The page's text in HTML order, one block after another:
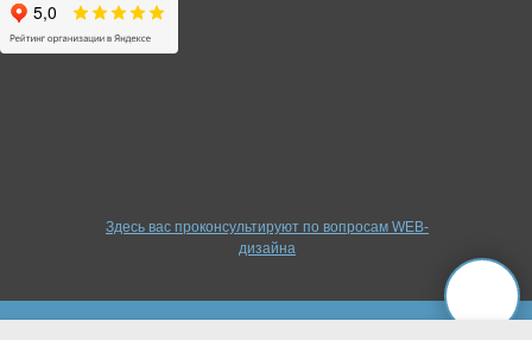
Здесь вас проконсультируют по вопросам WEB-
дизайна